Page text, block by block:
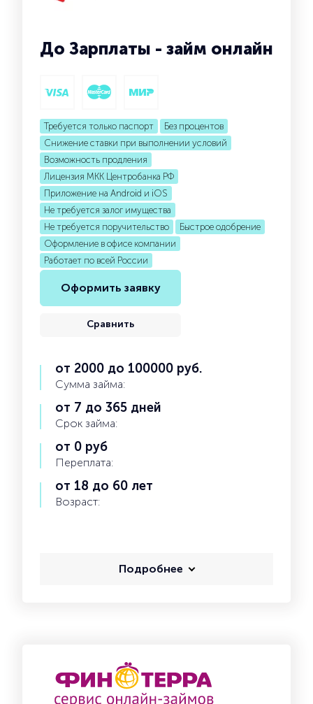
До Зарплаты - займ онлайн
Требуется только паспорт
Без процентов
Снижение ставки при выполнении условий
Возможность продления
Лицензия МКК Центробанка РФ
Приложение на Android и iOS
Не требуется залог имущества
Не требуется поручительство
Быстрое одобрение
Оформление в офисе компании
Работает по всей России
Оформить заявку
Сравнить
от 2000 до 100000 руб.
Сумма займа:
от 7 до 365 дней
Срок займа:
от 0 руб
Переплата:
от 18 до 60 лет
Возраст:
Подробнее